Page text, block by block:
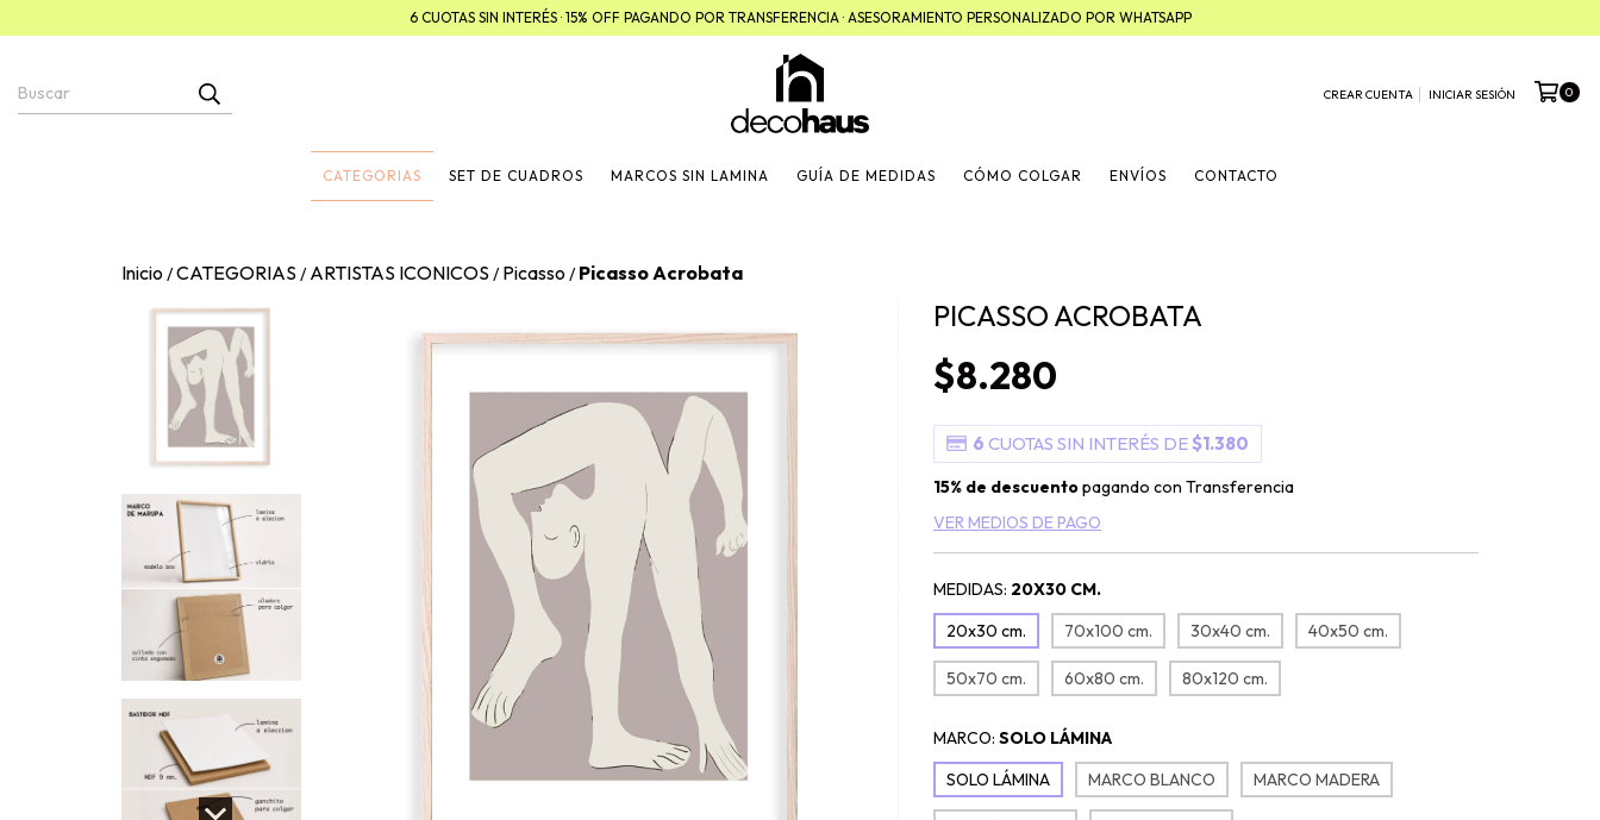
6 CUOTAS SIN INTERÉS · 15% OFF PAGANDO POR TRANSFERENCIA · ASESORAMIENTO PERSONALIZADO POR WHATSAPP
CREAR CUENTA INICIAR SESIÓN 0
CATEGORIAS SET DE CUADROS MARCOS SIN LAMINA GUÍA DE MEDIDAS CÓMO COLGAR ENVÍOS CONTACTO
Inicio /CATEGORIAS / ARTISTAS ICONICOS / Picasso / Picasso Acrobata
PICASSO ACROBATA
$8.280
6 CUOTAS SIN INTERÉS DE$1.380
15% de descuentopagando con Transferencia
VER MEDIOS DE PAGO
MEDIDAS: 20X30 CM.
20x30 cm.
70x100 cm. 30x40 cm. 40x50 cm.
50x70 cm. 60x80 cm. 80x120 cm.
MARCO: SOLO LÁMINA
SOLO LÁMINA
MARCO BLANCO MARCO MADERA